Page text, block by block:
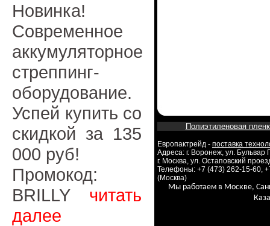
Новинка!
Современное
аккумуляторное
стреппинг-
оборудование.
Успей купить со
скидкой за 135
000 руб!
Промокод:
BRILLY читать
далее
Полиэтиленовая
Европактрейд - поставка
Адреса: г. Воронеж, ул.
г. Москва, ул. Остаповский
Телефоны: +7 (473) 262-15-60,
(Москва)
Мы работаем в Москве,